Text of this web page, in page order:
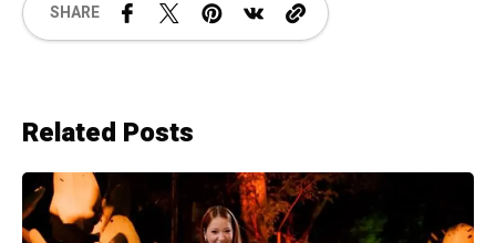
SHARE
Related Posts